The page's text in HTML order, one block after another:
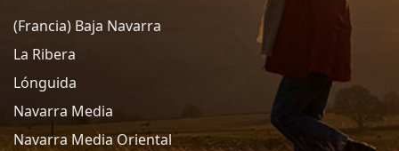
(Francia) Baja Navarra
La Ribera
Lónguida
Navarra Media
Navarra Media Oriental